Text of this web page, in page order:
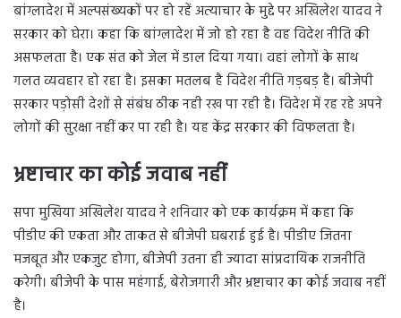
बांग्लादेश में अल्पसंख्यकों पर हो रहें अत्याचार के मुद्दे पर अखिलेश यादव ने
सरकार को घेरा। कहा कि बांग्लादेश में जो हो रहा है वह विदेश नीति की
असफलता है। एक संत को जेल में डाल दिया गया। वहां लोगों के साथ
गलत व्यवहार हो रहा है। इसका मतलब है विदेश नीति गड़बड़ है। बीजेपी
सरकार पड़ोसी देशों से संबंध ठीक नही रख पा रही है। विदेश में रह रहे अपने
लोगों की सुरक्षा नहीं कर पा रही है। यह केंद्र सरकार की विफलता है।
भ्रष्टाचार का कोई जवाब नहीं
सपा मुखिया अखिलेश यादव ने शनिवार को एक कार्यक्रम में कहा कि
पीडीए की एकता और ताकत से बीजेपी घबराई हुई है। पीडीए जितना
मजबूत और एकजुट होगा, बीजेपी उतना ही ज्यादा सांप्रदायिक राजनीति
करेगी। बीजेपी के पास महंगाई, बेरोजगारी और भ्रष्टाचार का कोई जवाब नहीं
है।